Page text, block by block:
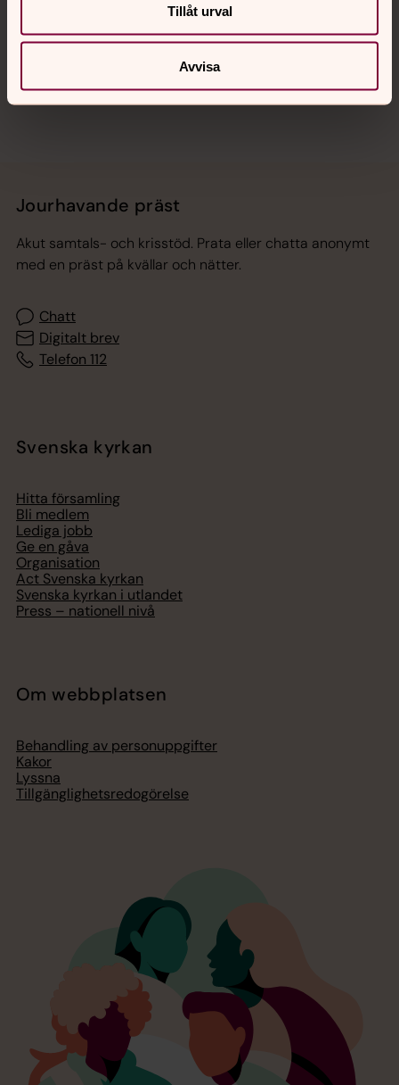
Tillåt urval
Avvisa
Jourhavande präst
Akut samtals- och krisstöd. Prata eller chatta anonymt
med en präst på kvällar och nätter.
Chatt
Digitalt brev
Telefon 112
Svenska kyrkan
Hitta församling
Bli medlem
Lediga jobb
Ge en gåva
Organisation
Act Svenska kyrkan
Svenska kyrkan i utlandet
Press – nationell nivå
Om webbplatsen
Behandling av personuppgifter
Kakor
Lyssna
Tillgänglighetsredogörelse